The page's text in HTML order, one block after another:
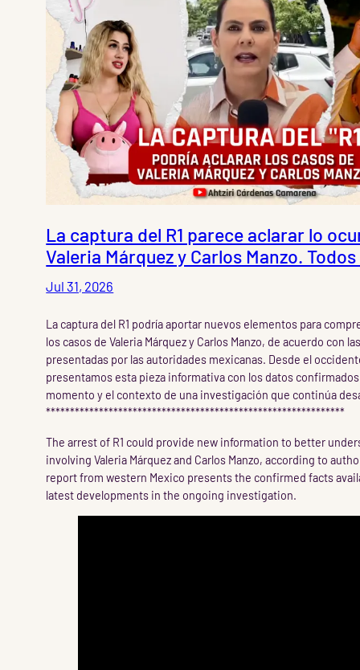
La captura del R1 parece aclarar lo
Valeria Márquez y Carlos Manzo.
Jul 31, 2026
La captura del R1 podría aportar nuevos elementos para
los casos de Valeria Márquez y Carlos Manzo, de acuerdo con
presentadas por las autoridades mexicanas. Desde el
presentamos esta pieza informativa con los datos
momento y el contexto de una investigación que continúa
**************************************************************
The arrest of R1 could provide new information to better
involving Valeria Márquez and Carlos Manzo, according to
report from western Mexico presents the confirmed facts
latest developments in the ongoing investigation.